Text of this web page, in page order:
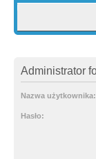
Administrator
Nazwa użytkownika:
Hasło: